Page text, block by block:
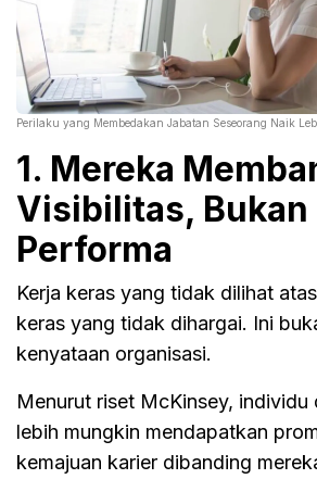
Perilaku yang Membedakan Jabatan Seseorang Naik
1. Mereka
Visibilitas, Bukan
Performa
Kerja keras yang tidak dilihat
keras yang tidak dihargai. Ini
kenyataan organisasi.
Menurut riset McKinsey, individu
lebih mungkin mendapatkan
kemajuan karier dibanding